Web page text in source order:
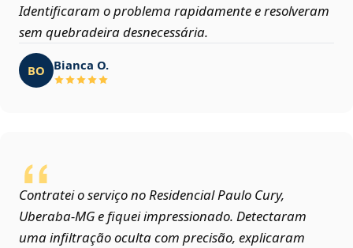
Identificaram o problema rapidamente e resolveram
sem quebradeira desnecessária.
BO Bianca O.
Contratei o serviço no Residencial Paulo Cury,
Uberaba‑MG e fiquei impressionado. Detectaram
uma infiltração oculta com precisão, explicaram